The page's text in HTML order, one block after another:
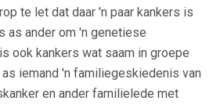
te let dat daar 'n paar kankers is
as ander om 'n genetiese
ook kankers wat saam in groepe
iemand 'n familiegeskiedenis van
en ander familielede met